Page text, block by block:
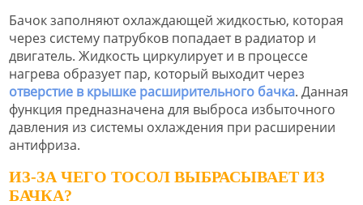
Бачок заполняют охлаждающей жидкостью, которая
через систему патрубков попадает в радиатор и
двигатель. Жидкость циркулирует и в процессе
нагрева образует пар, который выходит через
отверстие в крышке расширительного бачка. Данная
функция предназначена для выброса избыточного
давления из системы охлаждения при расширении
антифриза.
ИЗ-ЗА ЧЕГО ТОСОЛ ВЫБРАСЫВАЕТ ИЗ
БАЧКА?